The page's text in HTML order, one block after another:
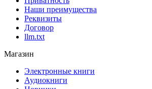
Наши преимущества
Реквизиты
Договор
llm.txt
Магазин
Электронные книги
Аудиокниги